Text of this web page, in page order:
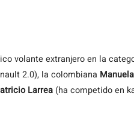
volante extranjero en la
2.0), la colombiana
Larrea (ha competido en